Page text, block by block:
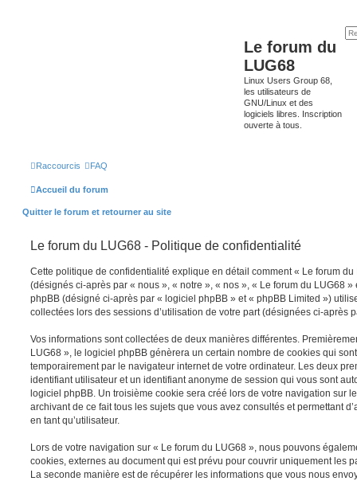
Le forum du
LUG68
Linux Users Group 68,
les utilisateurs de
GNU/Linux et des
logiciels libres. Inscription
ouverte à tous.
Raccourcis FAQ
Accueil du forum
Quitter le forum et retourner au site
Le forum du LUG68 - Politique de confidentialité
Cette politique de confidentialité explique en détail comment « Le forum
(désignés ci-après par « nous », « notre », « nos », « Le forum du LUG68
phpBB (désigné ci-après par « logiciel phpBB » et « phpBB Limited »)
collectées lors des sessions d’utilisation de votre part (désignées ci-après
Vos informations sont collectées de deux manières différentes.
LUG68 », le logiciel phpBB génèrera un certain nombre de cookies qui
temporairement par le navigateur internet de votre ordinateur. Les deux
identifiant utilisateur et un identifiant anonyme de session qui vous sont
logiciel phpBB. Un troisième cookie sera créé lors de votre navigation sur
archivant de ce fait tous les sujets que vous avez consultés et permettant
en tant qu’utilisateur.
Lors de votre navigation sur « Le forum du LUG68 », nous pouvons
cookies, externes au document qui est prévu pour couvrir uniquement les
La seconde manière est de récupérer les informations que vous nous